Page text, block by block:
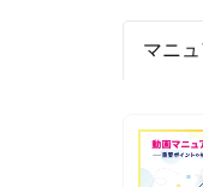
マニ